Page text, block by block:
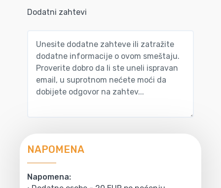
Dodatni zahtevi
NAPOMENA
Napomena: